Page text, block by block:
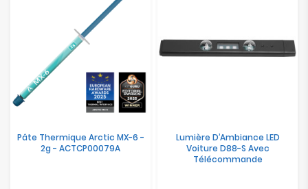
Pâte Thermique Arctic MX-6 -
2g - ACTCP00079A
Lumière D’Ambiance LED
Voiture D88-S Avec
Télécommande